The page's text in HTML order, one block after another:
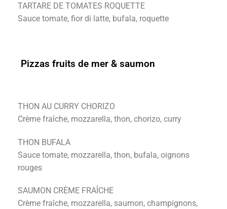
TARTARE DE TOMATES ROQUETTE
Sauce tomate, fior di latte, bufala, roquette
Pizzas fruits de mer & saumon
THON AU CURRY CHORIZO
Crème fraîche, mozzarella, thon, chorizo, curry
THON BUFALA
Sauce tomate, mozzarella, thon, bufala, oignons
rouges
SAUMON CRÈME FRAÎCHE
Crème fraîche, mozzarella, saumon, champignons,